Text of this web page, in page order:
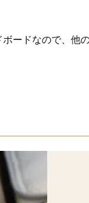
ードなので、他